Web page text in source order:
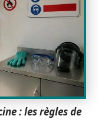
: les règles de